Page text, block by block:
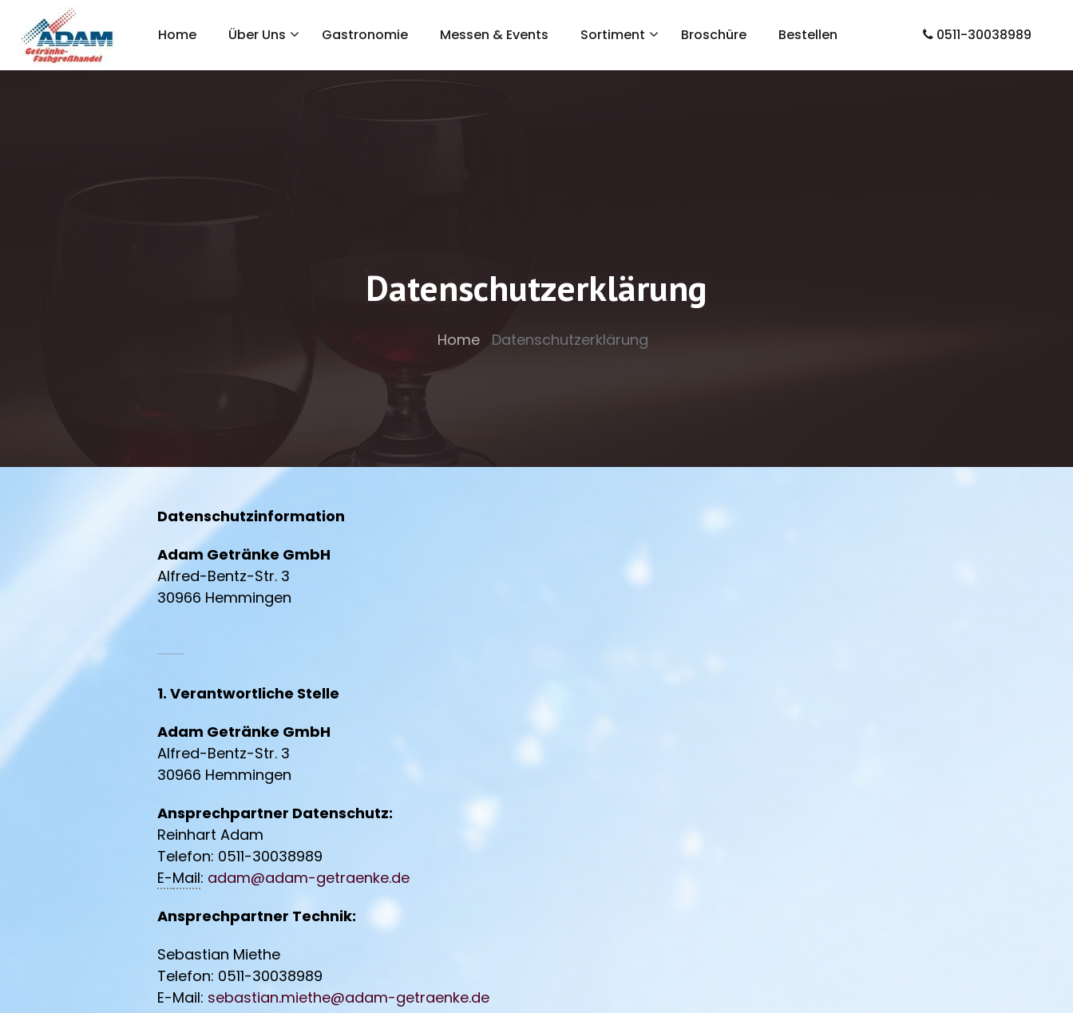
Home Über Uns Gastronomie Messen & Events Sortiment Broschüre Bestellen 0511-30038989
Datenschutzerklärung
Home Datenschutzerklärung
Datenschutzinformation
Adam Getränke GmbH
Alfred-Bentz-Str. 3
30966 Hemmingen
1. Verantwortliche Stelle
Adam Getränke GmbH
Alfred-Bentz-Str. 3
30966 Hemmingen
Ansprechpartner Datenschutz:
Reinhart Adam
Telefon: 0511-30038989
E-Mail: adam@adam-getraenke.de
Ansprechpartner Technik:
Sebastian Miethe
Telefon: 0511-30038989
E-Mail: sebastian.miethe@adam-getraenke.de